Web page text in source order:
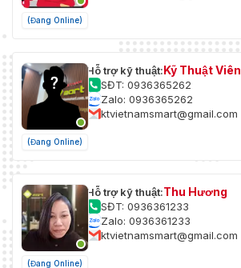
(Đang Online)
(Đang Online)
Hỗ trợ kỹ thuật:Kỹ Thuật Viên
SĐT: 0936365262
Zalo: 0936365262
ktvietnamsmart@gmail.com
(Đang Online)
Hỗ trợ kỹ thuật:Thu Hương
SĐT: 0936361233
Zalo: 0936361233
ktvietnamsmart@gmail.com